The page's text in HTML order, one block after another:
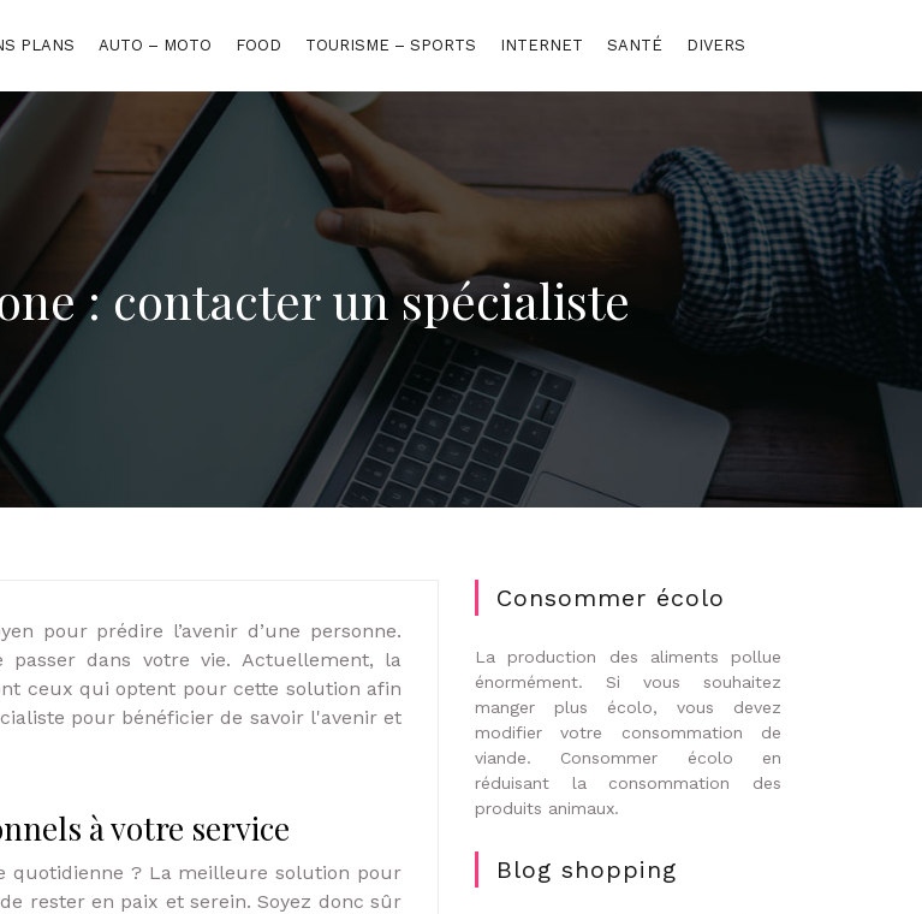
PLANS AUTO – MOTO FOOD TOURISME – SPORTS INTERNET SANTÉ DIVERS
: contacter un spécialiste
pour prédire l’avenir d’une personne.
dans votre vie. Actuellement, la
ceux qui optent pour cette solution afin
pour bénéficier de savoir l'avenir et
à votre service
quotidienne ? La meilleure solution pour
rester en paix et serein. Soyez donc sûr
Consommer écolo
La production des aliments pollue
énormément. Si vous souhaitez
manger plus écolo, vous devez
modifier votre consommation de
viande. Consommer écolo en
réduisant la consommation des
produits animaux.
Blog shopping